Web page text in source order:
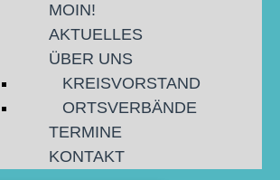
MOIN!
AKTUELLES
ÜBER UNS
KREISVORSTAND
ORTSVERBÄNDE
TERMINE
KONTAKT